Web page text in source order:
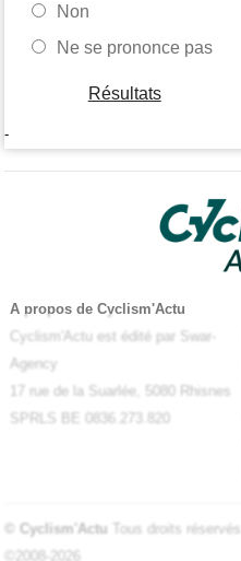
Non
Ne se prononce pas
Résultats
-
A propos de Cyclism'Actu
Cyclism'Actu est édité par Swar-
Agency
17 rue de la Suarlée, 5080 Rhisnes
SPRLS BE 0836.273.820
© Cyclism'Actu Tous droits réservés
©2008-2026